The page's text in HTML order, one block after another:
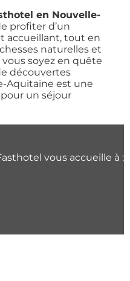
en Nouvelle-
profiter d’un
accueillant, tout en
naturelles et
soyez en quête
découvertes
Aquitaine est une
un séjour
vous accueille à :